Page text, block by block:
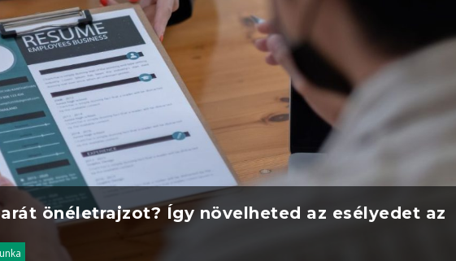
önéletrajzot? Így növelheted az esélyedet az